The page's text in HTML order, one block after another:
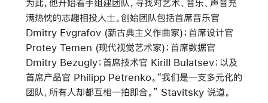
为此，他开始着手组建团队，寻找对艺术、音乐、声音充
满热忱的志趣相投人士。创始团队包括首席音乐官
Dmitry Evgrafov (新古典主义作曲家)；首席设计官
Protey Temen (现代视觉艺术家)；首席数据官
Dmitry Bezugly；首席技术官 Kirill Bulatsev；以及
首席产品官 Philipp Petrenko。“我们是一支多元化的
团队，所有人却都互相一拍即合。” Stavitsky 说道。